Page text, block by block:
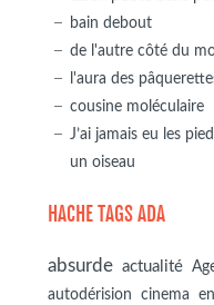
bain debout
de l'autre côté du
l'aura des
cousine moléculaire
J’ai jamais eu les
un oiseau
HACHE TAGS ADA
absurde actualité
autodérision cinema